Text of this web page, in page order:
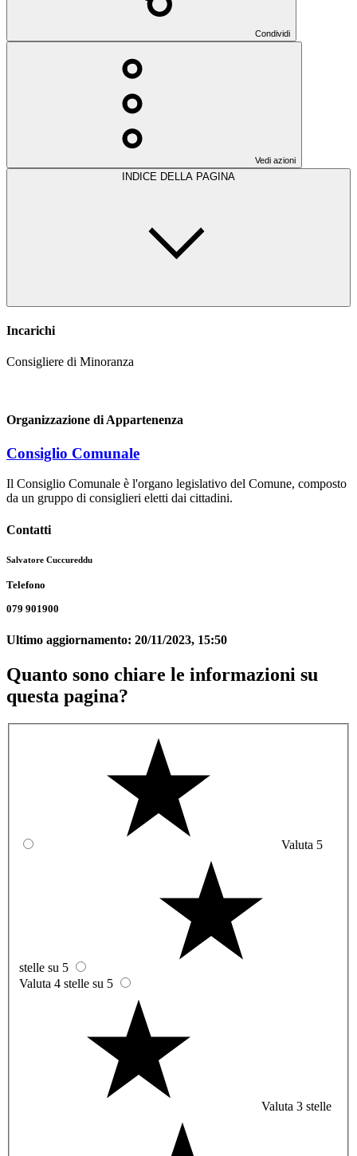
Condividi
Vedi azioni
INDICE DELLA PAGINA
Incarichi
Consigliere di Minoranza
Organizzazione di Appartenenza
Consiglio Comunale
Il Consiglio Comunale è l'organo legislativo del Comune, composto
da un gruppo di consiglieri eletti dai cittadini.
Contatti
Salvatore Cuccureddu
Telefono
079 901900
Ultimo aggiornamento: 20/11/2023, 15:50
Quanto sono chiare le informazioni su
questa pagina?
Valuta 5
stelle su 5
Valuta 4 stelle su 5
Valuta 3 stelle